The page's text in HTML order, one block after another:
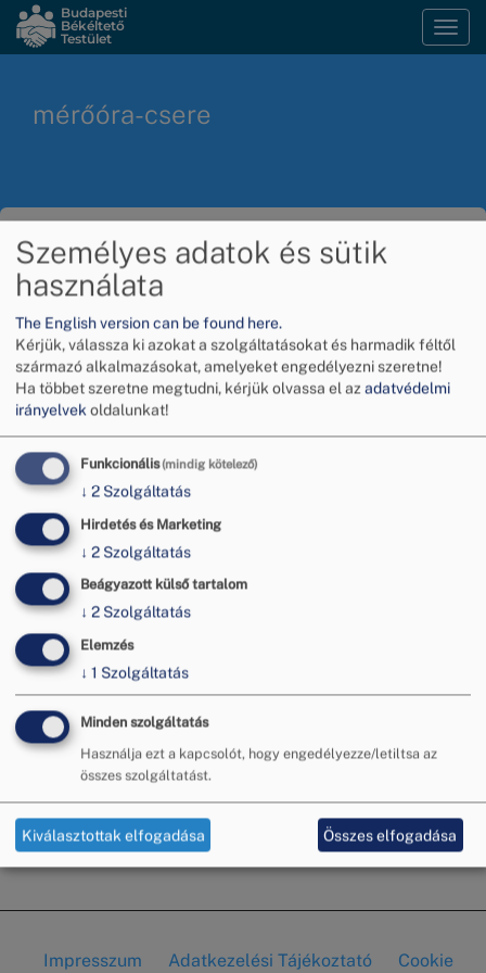
Ugrás
tartalomra
Budapesti
Békéltető
Testület
mérőóra-csere
Mérőórát kell cserélni?
Tudja meg, mikor!
2027. január 1-jéig minden olyan központi fűtéses
és távfűtéses ingatlanban, ahol még nem mérik
távleolvasós rendszerrel a fűtési és melegvíz-
fogyasztást, kötelező a mérőórák cseréje –
nyilatkozta dr. Inzelt Éva, a Budapesti Békéltető
Testület elnöke a Meglepetés magazinnak a
közelgő közüzemi mérőóra-csere kötelezettségről.
A távleolvasós mérőórák bevezetése lehetővé teszi a
pontosabb fogyasztásmérést, mivel azok
automatikusan, távolról leolvashatóak, így elkerülhetők
a mérési hibák és a viták a szolgáltatóval.
Címkék
fogyasztóvédelem
mérőóra-csere
közüzemi számla
sajtó
sajtómegjelenés
Tovább(Mérőórát
kell
cserélni?
Tudja
Feliratkozás a következőre: mérőóra-csere
Impresszum Adatkezelési Tájékoztató Cookie
Személyes adatok és sütik
használata
The English version can be found here.
Kérjük, válassza ki azokat a szolgáltatásokat és harmadik féltől
származó alkalmazásokat, amelyeket engedélyezni szeretne!
Ha többet szeretne megtudni, kérjük olvassa el az adatvédelmi
irányelvekoldalunkat!
Funkcionális(mindig kötelező)
↓ 2 Szolgáltatás
Hirdetés és Marketing
↓ 2 Szolgáltatás
Beágyazott külső tartalom
↓ 2 Szolgáltatás
Elemzés
↓ 1 Szolgáltatás
Minden szolgáltatás
Használja ezt a kapcsolót, hogy engedélyezze/letiltsa az
összes szolgáltatást.
Kiválasztottak elfogadása Összes elfogadása